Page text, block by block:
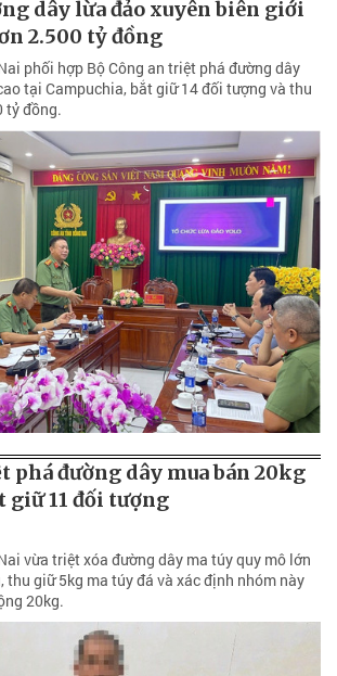
dây lừa đảo xuyên biên giới
2.500 tỷ đồng
phối hợp Bộ Công an triệt phá đường dây
tại Campuchia, bắt giữ 14 đối tượng và thu
tỷ đồng.
phá đường dây mua bán 20kg
giữ 11 đối tượng
vừa triệt xóa đường dây ma túy quy mô lớn
thu giữ 5kg ma túy đá và xác định nhóm này
20kg.